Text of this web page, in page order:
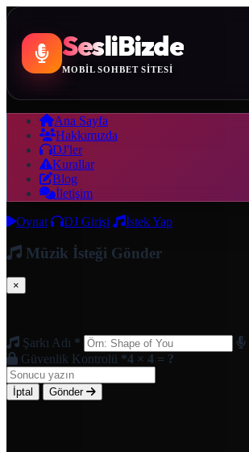
SesliBizde
MOBİL SOHBET SİTESİ
Ana Sayfa
Hakkımızda
DJ'ler
Kurallar
Blog
İletişim
Oynat DJ Girişi İstek Yap
Müzik İsteği Gönder
×
Şarkı Adı *
Güvenlik Kontrolü *4 × 4 = ?
İptal Gönder